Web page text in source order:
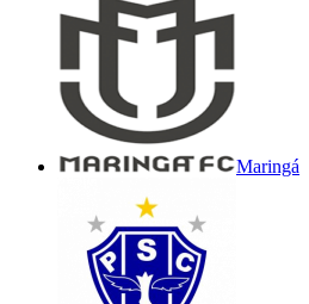
Maringá